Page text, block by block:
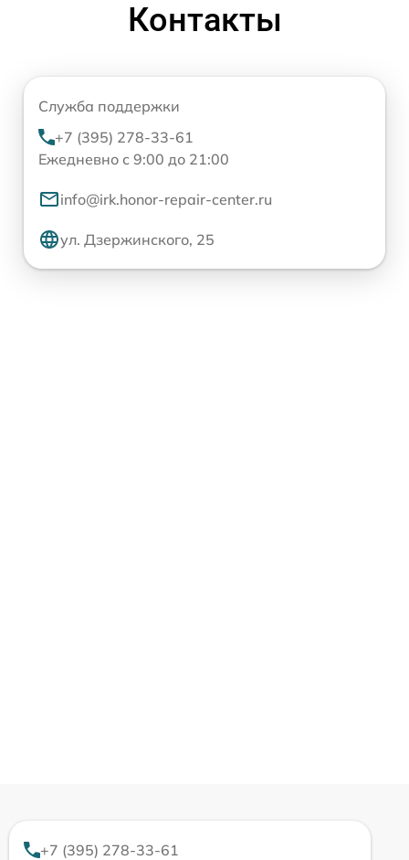
Контакты
Служба поддержки
+7 (395) 278-33-61
Ежедневно с 9:00 до 21:00
info@irk.honor-repair-center.ru
ул. Дзержинского, 25
+7 (395) 278-33-61